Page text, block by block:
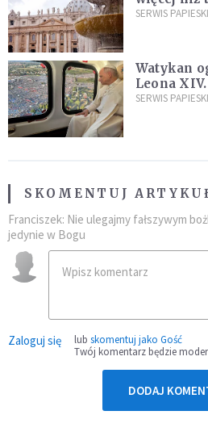
ją na nowo"
SERWIS PAPIESKI
Watykan
Leona
kraje
SERWIS PAPIESKI
SKOMENTUJ
Franciszek: Nie ulegajmy fałszywym
jedynie w Bogu
Zaloguj się lub skomentuj jako Gość
Twój komentarz będzie
DODAJ